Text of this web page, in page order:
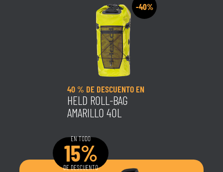
-40%
40 % DE DESCUENTO EN
HELD ROLL-BAG
AMARILLO 40L
EN TODO
15%
DE DESCUENTO